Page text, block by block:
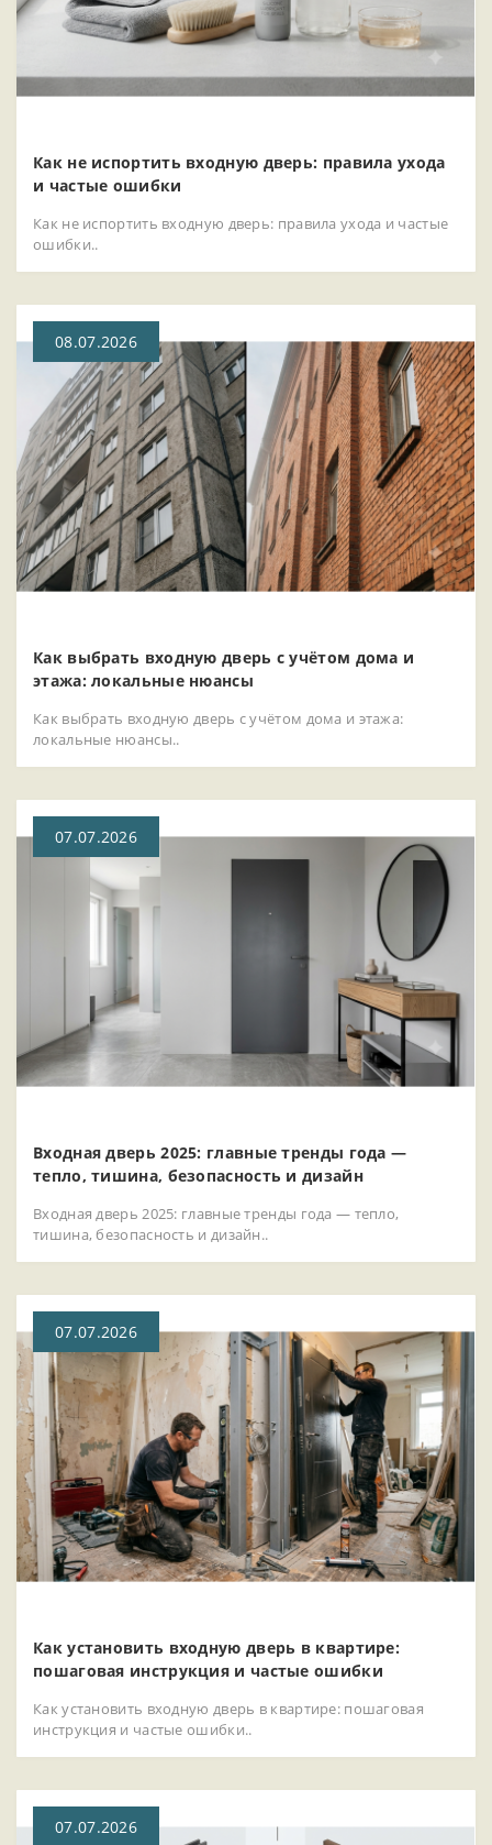
Как не испортить входную дверь: правила ухода
и частые ошибки
Как не испортить входную дверь: правила ухода и частые
ошибки..
08.07.2026
Как выбрать входную дверь с учётом дома и
этажа: локальные нюансы
Как выбрать входную дверь с учётом дома и этажа:
локальные нюансы..
07.07.2026
Входная дверь 2025: главные тренды года —
тепло, тишина, безопасность и дизайн
Входная дверь 2025: главные тренды года — тепло,
тишина, безопасность и дизайн..
07.07.2026
Как установить входную дверь в квартире:
пошаговая инструкция и частые ошибки
Как установить входную дверь в квартире: пошаговая
инструкция и частые ошибки..
07.07.2026